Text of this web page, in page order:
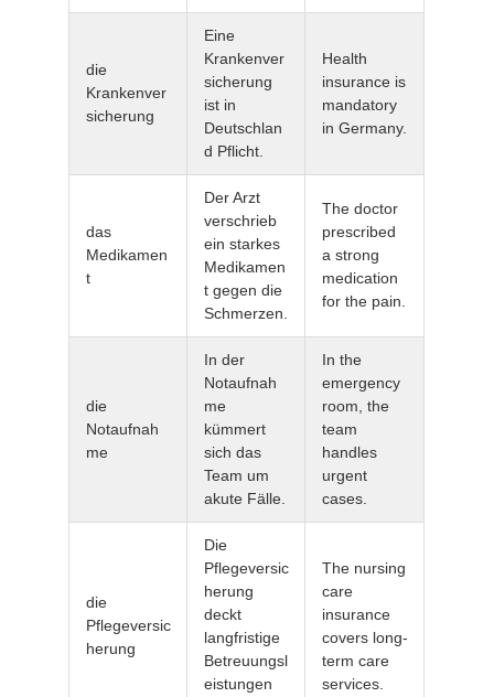
die
Krankenver
sicherung
Eine
Krankenver
sicherung
ist in
Deutschlan
d Pflicht.
Health
insurance is
mandatory
in Germany.
das
Medikamen
t
Der Arzt
verschrieb
ein starkes
Medikamen
t gegen die
Schmerzen.
The doctor
prescribed
a strong
medication
for the pain.
die
Notaufnah
me
In der
Notaufnah
me
kümmert
sich das
Team um
akute Fälle.
In the
emergency
room, the
team
handles
urgent
cases.
die
Pflegeversic
herung
Die
Pflegeversic
herung
deckt
langfristige
Betreuungsl
eistungen
The nursing
care
insurance
covers long-
term care
services.